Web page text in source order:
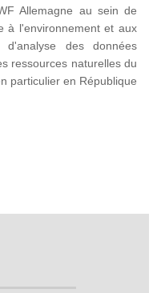
Allemagne au sein de
à l'environnement et aux
des données
ressources naturelles du
particulier en République